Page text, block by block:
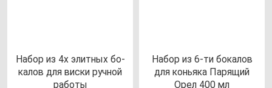
Набор из 4х элит­ных бо­
ка­лов для вис­ки руч­ной
ра­бо­ты
Набор из 6-ти бо­ка­лов
для конь­яка Паря­щий
Орел 400 мл